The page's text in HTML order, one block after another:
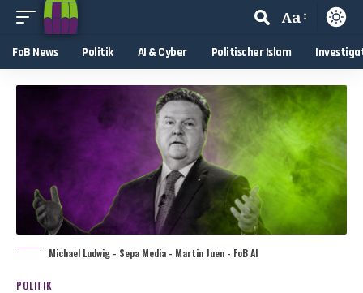
Aa
FoB News Politik AI & Cyber Politischer Islam
Michael Ludwig - Sepa Media - Martin Juen - FoB AI
POLITIK